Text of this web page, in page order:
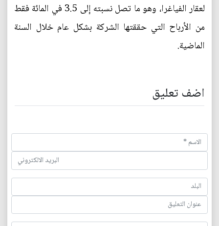
لعقار الفياغرا، وهو ما تصل نسبته إلى 3.5 في المائة فقط
من الأرباح التي حققتها الشركة بشكل عام خلال السنة
الماضية.
اضف تعليق